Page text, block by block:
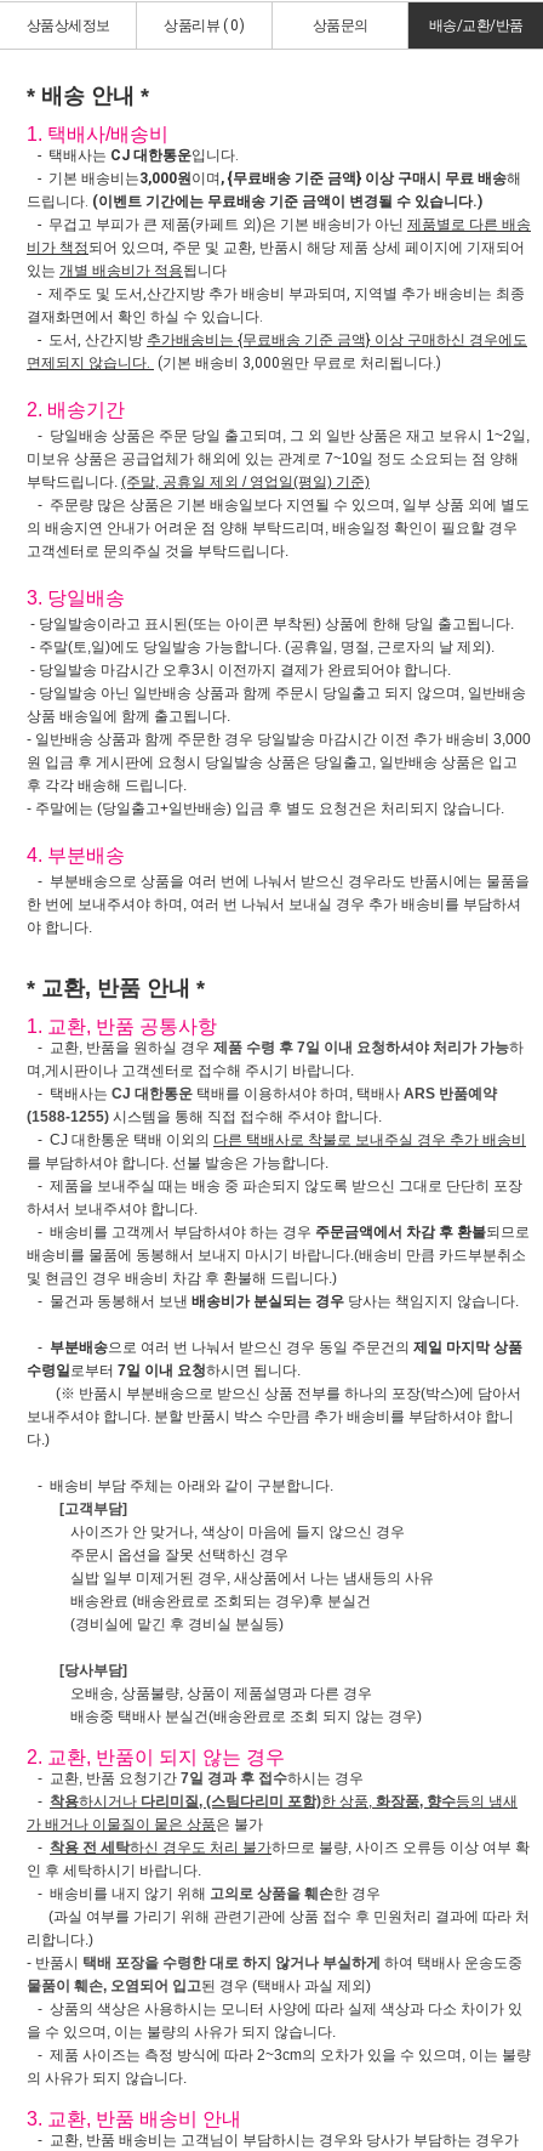
상품상세정보 상품리뷰 ( 0) 상품문의 배송/교환/반품
* 배송 안내 *
1. 택배사/배송비
- 택배사는 CJ 대한통운입니다.
- 기본 배송비는3,000원이며 , {무료배송 기준 금액} 이상 구매시 무료 배송해
드립니다. (이벤트 기간에는 무료배송 기준 금액이 변경될 수 있습니다.)
- 무겁고 부피가 큰 제품(카페트 외)은 기본 배송비가 아닌 제품별로 다른 배송
비가 책정되어 있으며, 주문 및 교환, 반품시 해당 제품 상세 페이지에 기재되어
있는 개별 배송비가 적용됩니다
- 제주도 및 도서,산간지방 추가 배송비 부과되며, 지역별 추가 배송비는 최종
결재화면에서 확인 하실 수 있습니다.
- 도서, 산간지방 추가배송비는 {무료배송 기준 금액} 이상 구매하신 경우에도
면제되지 않습니다. (기본 배송비 3,000원만 무료로 처리됩니다.)
2. 배송기간
- 당일배송 상품은 주문 당일 출고되며, 그 외 일반 상품은 재고 보유시 1~2일,
미보유 상품은 공급업체가 해외에 있는 관계로 7~10일 정도 소요되는 점 양해
부탁드립니다. (주말, 공휴일 제외 / 영업일(평일) 기준)
- 주문량 많은 상품은 기본 배송일보다 지연될 수 있으며, 일부 상품 외에 별도
의 배송지연 안내가 어려운 점 양해 부탁드리며, 배송일정 확인이 필요할 경우
고객센터로 문의주실 것을 부탁드립니다.
3. 당일배송
- 당일발송이라고 표시된(또는 아이콘 부착된) 상품에 한해 당일 출고됩니다.
- 주말(토,일)에도 당일발송 가능합니다. (공휴일, 명절, 근로자의 날 제외).
- 당일발송 마감시간 오후3시 이전까지 결제가 완료되어야 합니다.
- 당일발송 아닌 일반배송 상품과 함께 주문시 당일출고 되지 않으며, 일반배송
상품 배송일에 함께 출고됩니다.
- 일반배송 상품과 함께 주문한 경우 당일발송 마감시간 이전 추가 배송비 3,000
원 입금 후 게시판에 요청시 당일발송 상품은 당일출고, 일반배송 상품은 입고
후 각각 배송해 드립니다.
- 주말에는 (당일출고+일반배송) 입금 후 별도 요청건은 처리되지 않습니다.
4. 부분배송
- 부분배송으로 상품을 여러 번에 나눠서 받으신 경우라도 반품시에는 물품을
한 번에 보내주셔야 하며, 여러 번 나눠서 보내실 경우 추가 배송비를 부담하셔
야 합니다.
* 교환, 반품 안내 *
1. 교환, 반품 공통사항
- 교환, 반품을 원하실 경우 제품 수령 후 7일 이내 요청하셔야 처리가 가능하
며,게시판이나 고객센터로 접수해 주시기 바랍니다.
- 택배사는 CJ 대한통운 택배를 이용하셔야 하며, 택배사 ARS 반품예약
(1588-1255) 시스템을 통해 직접 접수해 주셔야 합니다.
- CJ 대한통운 택배 이외의 다른 택배사로 착불로 보내주실 경우 추가 배송비
를 부담하셔야 합니다. 선불 발송은 가능합니다.
- 제품을 보내주실 때는 배송 중 파손되지 않도록 받으신 그대로 단단히 포장
하셔서 보내주셔야 합니다.
- 배송비를 고객께서 부담하셔야 하는 경우 주문금액에서 차감 후 환불되므로
배송비를 물품에 동봉해서 보내지 마시기 바랍니다.(배송비 만큼 카드부분취소
및 현금인 경우 배송비 차감 후 환불해 드립니다.)
- 물건과 동봉해서 보낸 배송비가 분실되는 경우 당사는 책임지지 않습니다.
- 부분배송으로 여러 번 나눠서 받으신 경우 동일 주문건의 제일 마지막 상품
수령일로부터 7일 이내 요청하시면 됩니다.
(※ 반품시 부분배송으로 받으신 상품 전부를 하나의 포장(박스)에 담아서
보내주셔야 합니다. 분할 반품시 박스 수만큼 추가 배송비를 부담하셔야 합니
다.)
- 배송비 부담 주체는 아래와 같이 구분합니다.
[고객부담]
사이즈가 안 맞거나, 색상이 마음에 들지 않으신 경우
주문시 옵션을 잘못 선택하신 경우
실밥 일부 미제거된 경우, 새상품에서 나는 냄새등의 사유
배송완료 (배송완료로 조회되는 경우)후 분실건
(경비실에 맡긴 후 경비실 분실등)
[당사부담]
오배송, 상품불량, 상품이 제품설명과 다른 경우
배송중 택배사 분실건(배송완료로 조회 되지 않는 경우)
2. 교환, 반품이 되지 않는 경우
- 교환, 반품 요청기간 7일 경과 후 접수하시는 경우
- 착용하시거나 다리미질, (스팀다리미 포함)한 상품, 화장품, 향수등의 냄새
가 배거나 이물질이 뭍은 상품은 불가
- 착용 전 세탁하신 경우도 처리 불가하므로 불량, 사이즈 오류등 이상 여부 확
인 후 세탁하시기 바랍니다.
- 배송비를 내지 않기 위해 고의로 상품을 훼손한 경우
(과실 여부를 가리기 위해 관련기관에 상품 접수 후 민원처리 결과에 따라 처
리합니다.)
- 반품시 택배 포장을 수령한 대로 하지 않거나 부실하게 하여 택배사 운송도중
물품이 훼손, 오염되어 입고된 경우 (택배사 과실 제외)
- 상품의 색상은 사용하시는 모니터 사양에 따라 실제 색상과 다소 차이가 있
을 수 있으며, 이는 불량의 사유가 되지 않습니다.
- 제품 사이즈는 측정 방식에 따라 2~3cm의 오차가 있을 수 있으며, 이는 불량
의 사유가 되지 않습니다.
3. 교환, 반품 배송비 안내
- 교환, 반품 배송비는 고객님이 부담하시는 경우와 당사가 부담하는 경우가